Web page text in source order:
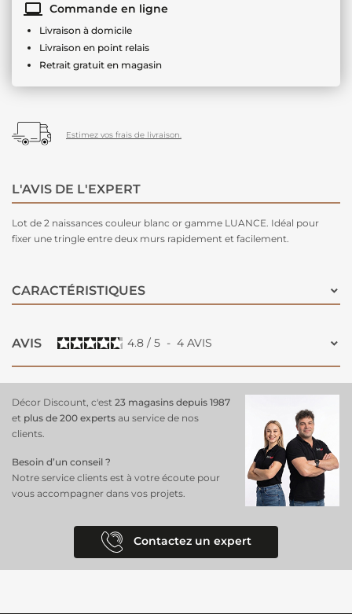
Commande en ligne
Livraison à domicile
Livraison en point relais
Retrait gratuit en magasin
Estimez vos frais de livraison.
L'AVIS DE L'EXPERT
Lot de 2 naissances couleur blanc or gamme LUANCE. Idéal pour
fixer une tringle entre deux murs rapidement et facilement.
CARACTÉRISTIQUES
AVIS 4.8 / 5 - 4 AVIS
Décor Discount, c'est 23 magasins depuis 1987
et plus de 200 experts au service de nos
clients.
Besoin d’un conseil ?
Notre service clients est à votre écoute pour
vous accompagner dans vos projets.
Contactez un expert